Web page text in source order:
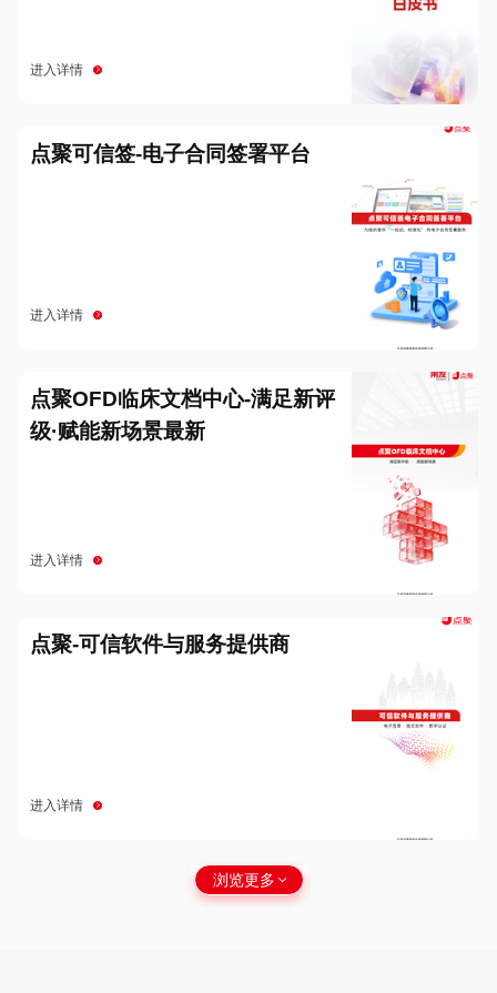
进入详情
点聚可信签-电子合同签署平台
进入详情
点聚OFD临床文档中心-满足新评
级·赋能新场景最新
进入详情
点聚-可信软件与服务提供商
进入详情
浏览更多